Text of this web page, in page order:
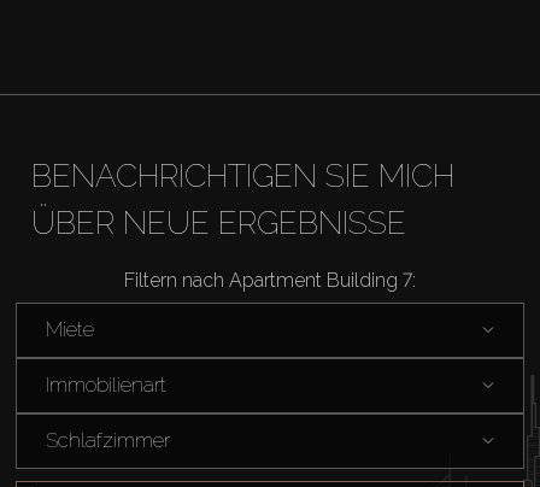
BENACHRICHTIGEN SIE MICH
ÜBER NEUE ERGEBNISSE
Filtern nach Apartment Building 7:
Miete
Immobilienart
Schlafzimmer